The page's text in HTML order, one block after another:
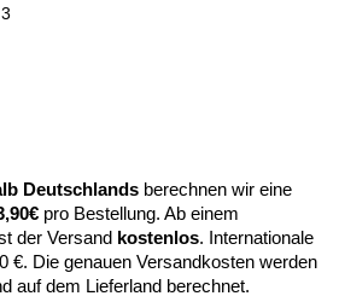
Deutschlands berechnen wir eine
pro Bestellung. Ab einem
der Versand kostenlos. Internationale
€. Die genauen Versandkosten werden
auf dem Lieferland berechnet.